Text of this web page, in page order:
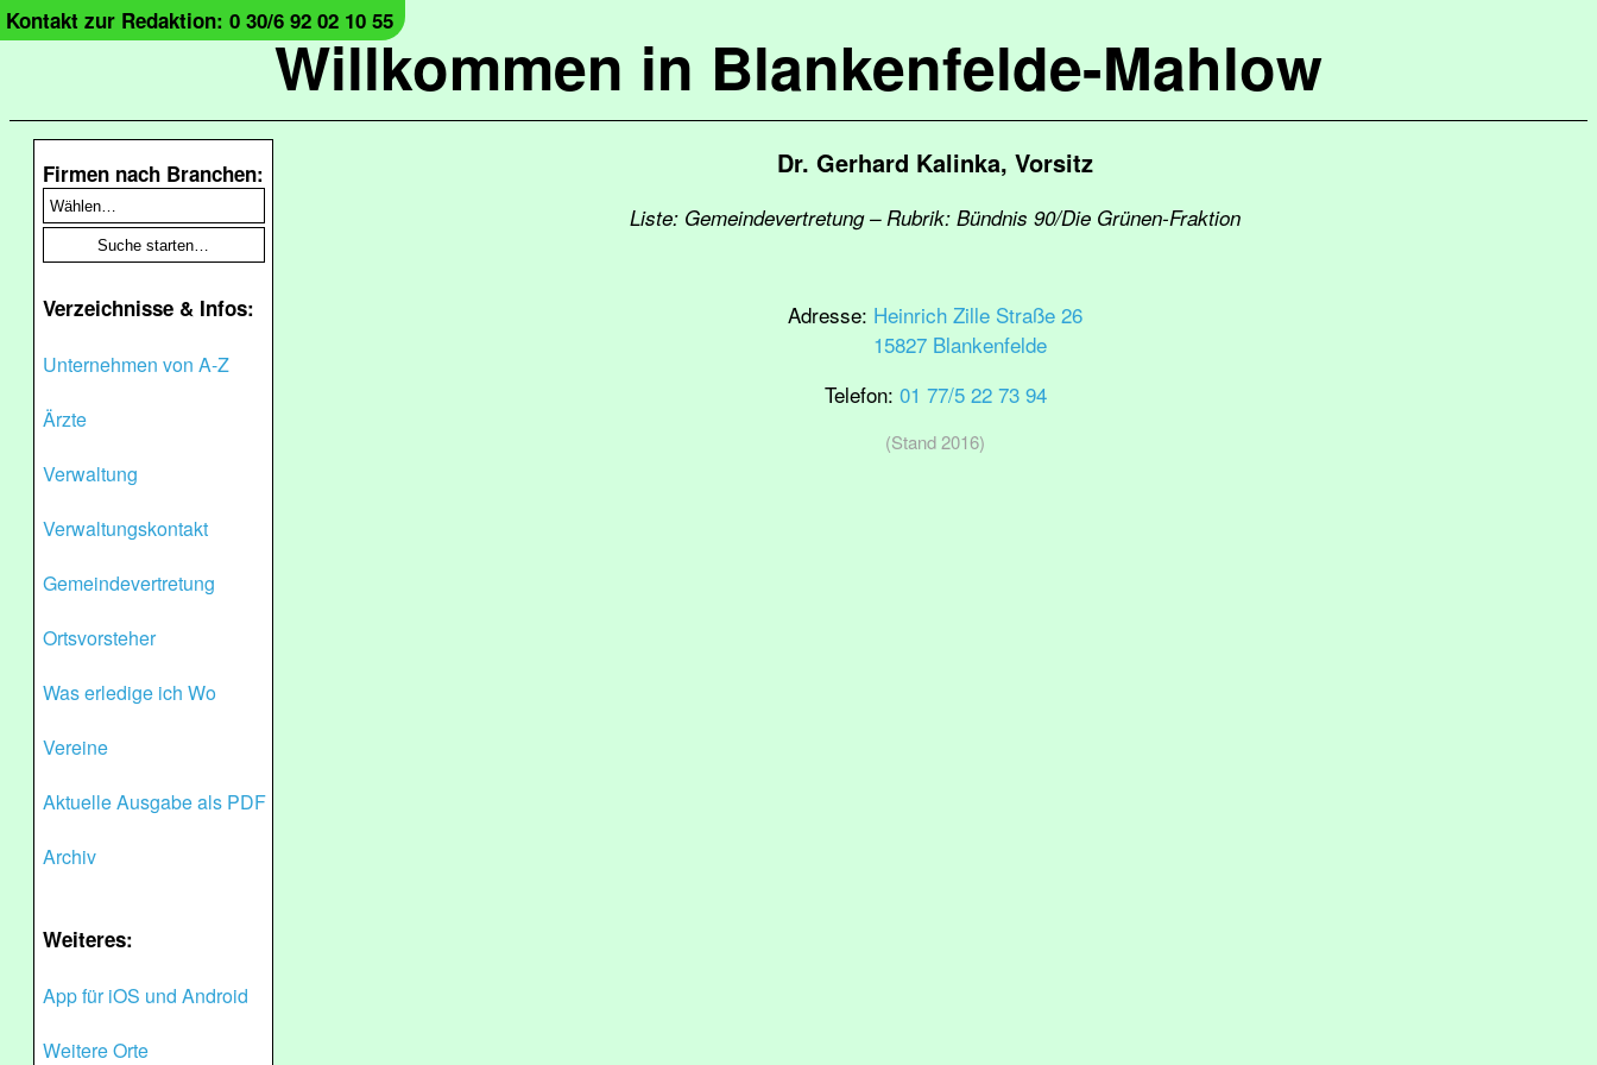
Willkommen in Blankenfelde-Mahlow
Kontakt zur Redaktion: 0 30/6 92 02 10 55
Firmen nach Branchen:
Verzeichnisse & Infos:
Unternehmen von A-Z
Ärzte
Verwaltung
Verwaltungskontakt
Gemeindevertretung
Ortsvorsteher
Was erledige ich Wo
Vereine
Aktuelle Ausgabe als PDF
Archiv
Weiteres:
App für iOS und Android
Weitere Orte
Dr. Gerhard Kalinka, Vorsitz
Liste: Gemeindevertretung – Rubrik: Bündnis 90/Die Grünen-Fraktion
Adresse: Heinrich Zille Straße 26
15827 Blankenfelde
Telefon: 01 77/5 22 73 94
(Stand 2016)